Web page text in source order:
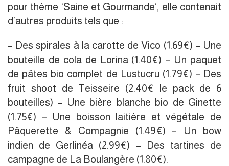
pour thème ‘Saine et Gourmande’, elle contenait
d’autres produits tels que :
– Des spirales à la carotte de Vico (1.69€) – Une
bouteille de cola de Lorina (1.40€) – Un paquet
de pâtes bio complet de Lustucru (1.79€) – Des
fruit shoot de Teisseire (2.40€ le pack de 6
bouteilles) – Une bière blanche bio de Ginette
(1.75€) – Une boisson laitière et végétale de
Pâquerette & Compagnie (1.49€) – Un bow
indien de Gerlinéa (2.99€) – Des tartines de
campagne de La Boulangère (1.80€).